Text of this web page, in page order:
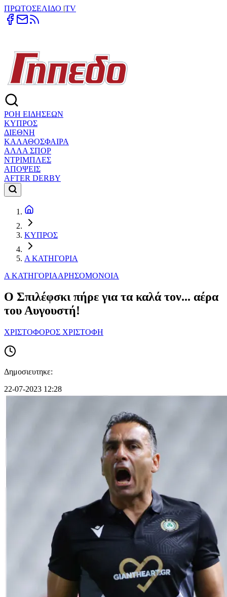
ΠΡΩΤΟΣΕΛΙΔΟ |TV
ΡΟΗ ΕΙΔΗΣΕΩΝ
ΚΥΠΡΟΣ
ΔΙΕΘΝΗ
ΚΑΛΑΘΟΣΦΑΙΡΑ
ΑΛΛΑ ΣΠΟΡ
ΝΤΡΙΜΠΛΕΣ
ΑΠΟΨΕΙΣ
AFTER DERBY
ΚΥΠΡΟΣ
Α ΚΑΤΗΓΟΡΙΑ
Α ΚΑΤΗΓΟΡΙΑΑΡΗΣΟΜΟΝΟΙΑ
Ο Σπιλέφσκι πήρε για τα καλά τον... αέρα
του Αυγουστή!
ΧΡΙΣΤΟΦΟΡΟΣ ΧΡΙΣΤΟΦΗ
Δημοσιευτηκε:
22-07-2023 12:28